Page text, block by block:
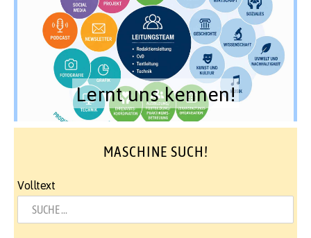
Lernt uns kennen!
MASCHINE SUCH!
Volltext